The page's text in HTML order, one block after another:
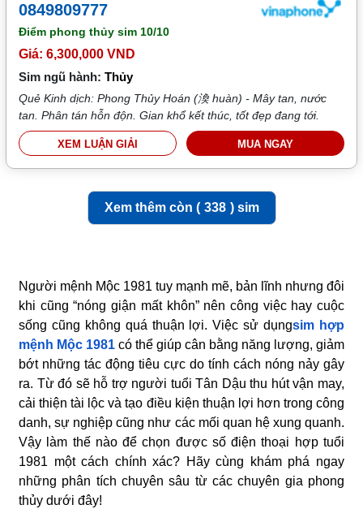
0849809777
Điểm phong thủy sim10/10
Giá: 6,300,000 VND
Sim ngũ hành:Thủy
Quẻ Kinh dịch: Phong Thủy Hoán (渙 huàn) - Mây tan, nước
tan. Phân tán hỗn độn. Gian khổ kết thúc, tốt đẹp đang tới.
XEM LUẬN GIẢI MUA NGAY
Xem thêm còn ( 338 ) sim
Người mệnh Mộc 1981 tuy mạnh mẽ, bản lĩnh nhưng đôi
khi cũng “nóng giận mất khôn” nên công việc hay cuộc
sống cũng không quá thuận lợi. Việc sử dụngsim hợp
mệnh Mộc 1981 có thể giúp cân bằng năng lượng, giảm
bớt những tác động tiêu cực do tính cách nóng nảy gây
ra. Từ đó sẽ hỗ trợ người tuổi Tân Dậu thu hút vận may,
cải thiện tài lộc và tạo điều kiện thuận lợi hơn trong công
danh, sự nghiệp cũng như các mối quan hệ xung quanh.
Vậy làm thế nào để chọn được số điện thoại hợp tuổi
1981 một cách chính xác? Hãy cùng khám phá ngay
những phân tích chuyên sâu từ các chuyên gia phong
thủy dưới đây!